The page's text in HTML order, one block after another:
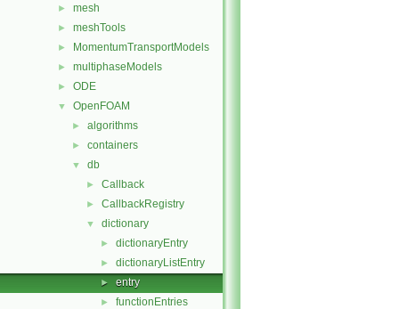
► mesh
► meshTools
► MomentumTransportModels
► multiphaseModels
► ODE
▼ OpenFOAM
► algorithms
► containers
▼ db
► Callback
► CallbackRegistry
▼ dictionary
► dictionaryEntry
► dictionaryListEntry
► entry
► functionEntries